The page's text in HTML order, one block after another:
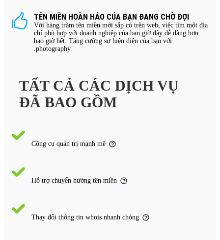
TÊN MIỀN HOÀN HẢO CỦA BẠN ĐANG CHỜ ĐỢI
Với hàng trăm tên miền mới sắp có trên web, việc tìm một địa
chỉ phù hợp với doanh nghiệp của bạn giờ đây dễ dàng hơn
bao giờ hết. Tăng cường sự hiện diện của bạn với
.photography.
TẤT CẢ CÁC DỊCH VỤ
ĐÃ BAO GỒM
Công cụ quản trị mạnh mẽ
Hỗ trợ chuyển hướng tên miền
Thay đổi thông tin whois nhanh chóng